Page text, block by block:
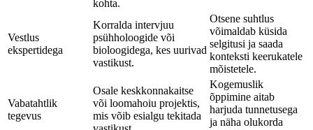
kohta.
Vestlus
ekspertidega
Korralda intervjuu
psühholoogide või
bioloogidega, kes uurivad
vastikust.
Otsene suhtlus
võimaldab küsida
selgitusi ja saada
konteksti keerukatele
mõistetele.
Vabatahtlik
tegevus
Osale keskkonnakaitse
või loomahoiu projektis,
mis võib esialgu tekitada
Kogemuslik
õppimine aitab
harjuda tunnetusega
ja näha olukorda